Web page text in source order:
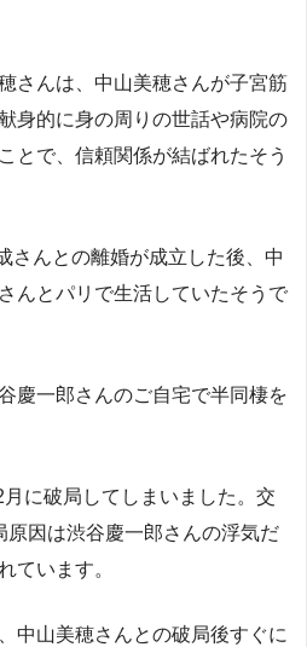
さんは、中山美穂さんが子宮筋
身的に身の周りの世話や病院の
とで、信頼関係が結ばれたそう
さんとの離婚が成立した後、中
んとパリで生活していたそうで
慶一郎さんのご自宅で半同棲を
に破局してしまいました。交
原因は渋谷慶一郎さんの浮気だ
ています。
中山美穂さんとの破局後すぐに